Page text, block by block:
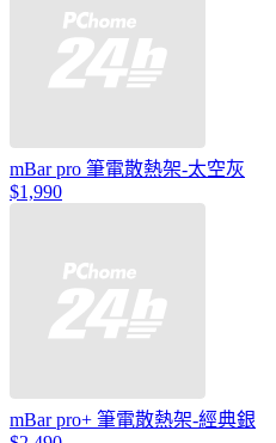
mBar pro 筆電散熱架-太空灰
$1,990
mBar pro+ 筆電散熱架-經典銀